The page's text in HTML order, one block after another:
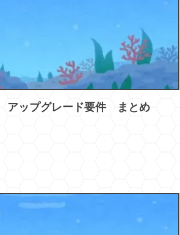
ップグレード要件 まとめ